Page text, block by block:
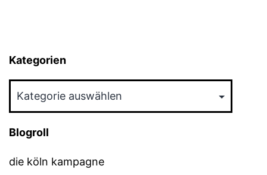
Kategorien
Blogroll
die köln kampagne